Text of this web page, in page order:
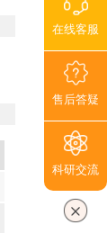
在线客服
售后答疑
科研交流